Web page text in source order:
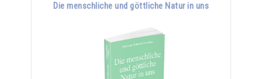
Die menschliche und göttliche Natur in uns